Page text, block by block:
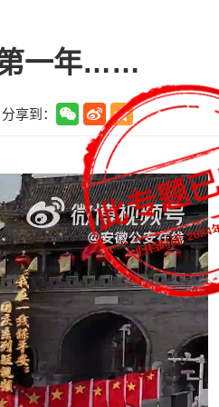
第一年……
分享到：